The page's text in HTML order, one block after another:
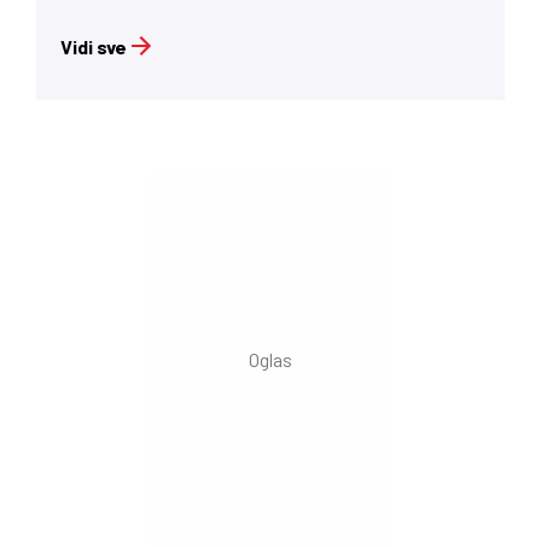
Vidi sve